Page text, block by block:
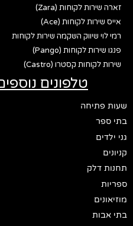
זארה שירות לקוחות (Zara)
אייס שירות לקוחות (Ace)
רמי לוי שיווק השקמה שירות לקוחות
פנגו שירות לקוחות (Pango)
שירות לקוחות קסטרו (Castro)
טלפונים
שעות פתיחה
בתי ספר
גני ילדים
קניונים
תחנות דלק
ספריות
מוזיאונים
בתי אבות